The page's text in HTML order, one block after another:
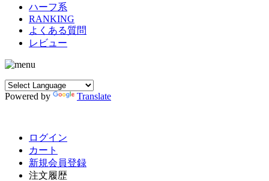
ハーフ系
RANKING
よくある質問
レビュー
Powered by Translate
ログイン
カート
新規会員登録
注文履歴